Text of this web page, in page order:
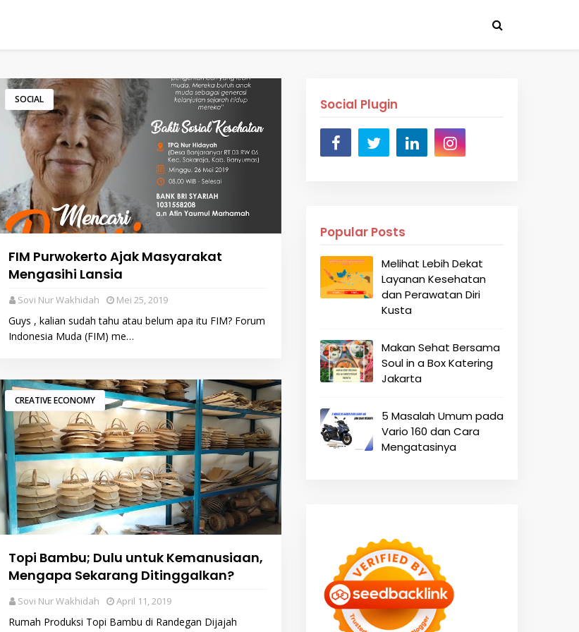
SOCIAL
FIM Purwokerto Ajak Masyarakat
Mengasihi Lansia
Sovi Nur Wakhidah Mei 25, 2019
Guys , kalian sudah tahu atau belum apa itu FIM? Forum
Indonesia Muda (FIM) me…
CREATIVE ECONOMY
Topi Bambu; Dulu untuk Kemanusiaan,
Mengapa Sekarang Ditinggalkan?
Sovi Nur Wakhidah April 11, 2019
Rumah Produksi Topi Bambu di Randegan Dijajah
Social Plugin
Popular Posts
Melihat Lebih Dekat
Layanan Kesehatan
dan Perawatan Diri
Kusta
Makan Sehat Bersama
Soul in a Box Katering
Jakarta
5 Masalah Umum pada
Vario 160 dan Cara
Mengatasinya